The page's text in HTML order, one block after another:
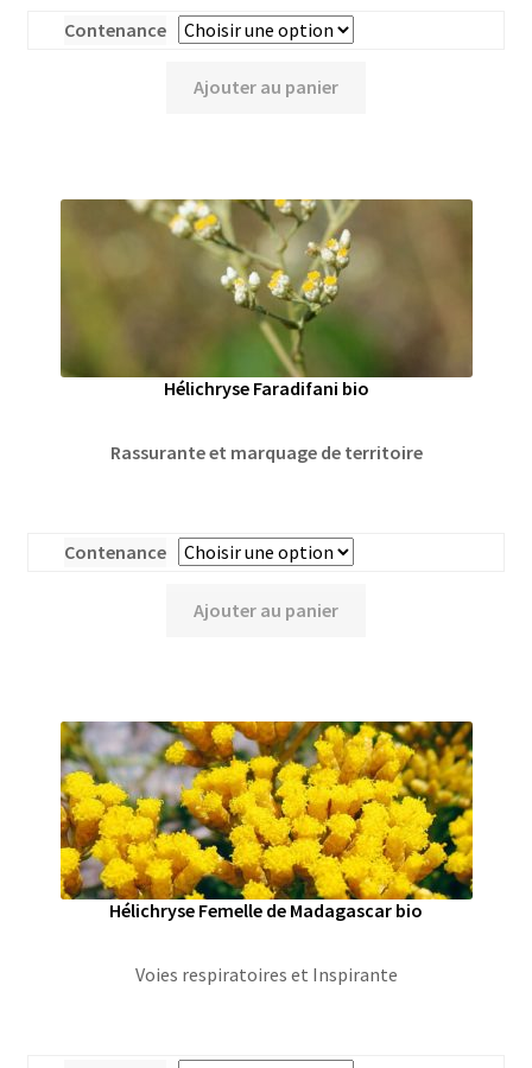
Contenance
Ajouter au panier
Hélichryse Faradifani bio
Rassurante et marquage de territoire
Contenance
Ajouter au panier
Hélichryse Femelle de Madagascar bio
Voies respiratoires et Inspirante